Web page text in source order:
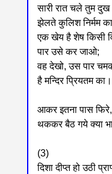
सारी रात चले तुम दुख
झेलते कुलिश निर्मम
एक खेय है शेष किसी
पार उसे कर जाओ;
वह देखो, उस पार
है मन्दिर प्रियतम का।
आकर इतना पास
थककर बैठ गये क्या
(3)
दिशा दीप्त हो उठी